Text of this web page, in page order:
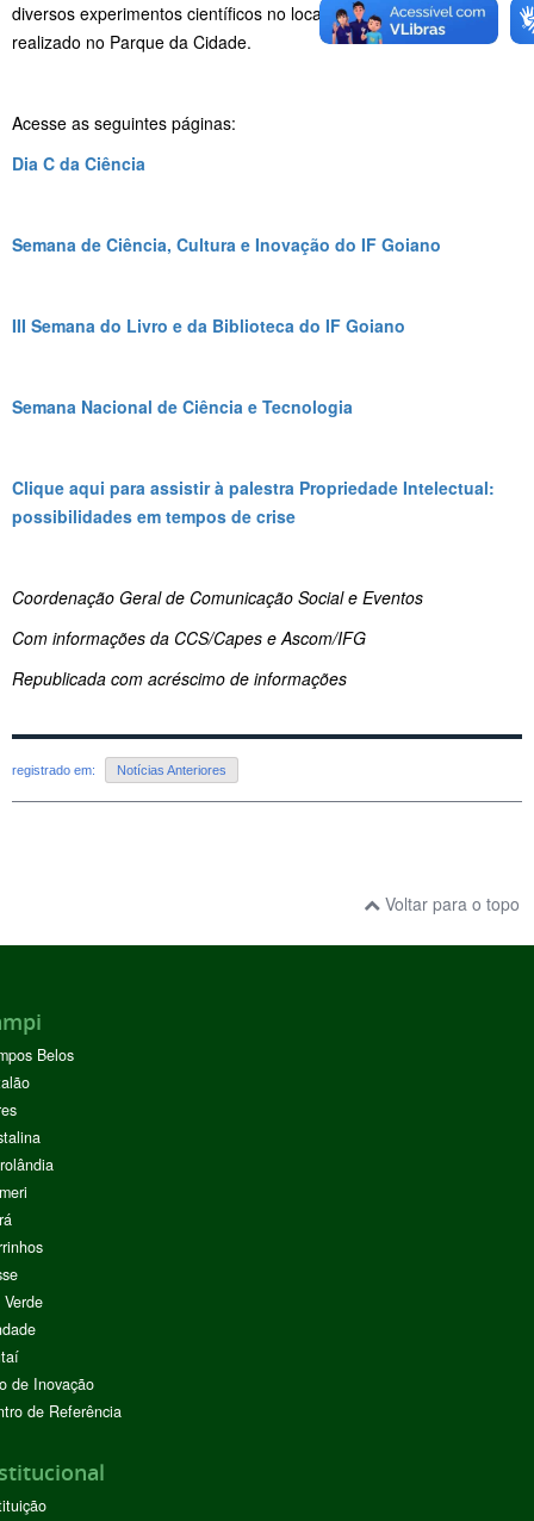
diversos experimentos científicos no local. O evento está sendo
realizado no Parque da Cidade.
Acesse as seguintes páginas:
Dia C da Ciência
Semana de Ciência, Cultura e Inovação do IF Goiano
III Semana do Livro e da Biblioteca do IF Goiano
Semana Nacional de Ciência e Tecnologia
Clique aqui para assistir à palestra Propriedade Intelectual:
possibilidades em tempos de crise
Coordenação Geral de Comunicação Social e Eventos
Com informações da CCS/Capes e Ascom/IFG
Republicada com acréscimo de informações
registrado em: Notícias Anteriores
Voltar para o topo
Belos
de Inovação
de Referência